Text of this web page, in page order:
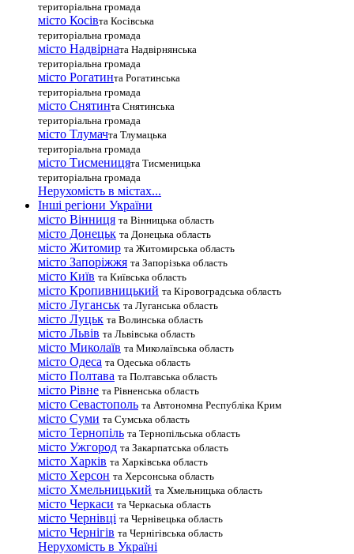
територіальна громада
місто Косівта Косівська
територіальна громада
місто Надвірната Надвірнянська
територіальна громада
місто Рогатинта Рогатинська
територіальна громада
місто Снятинта Снятинська
територіальна громада
місто Тлумачта Тлумацька
територіальна громада
місто Тисменицята Тисменицька
територіальна громада
Нерухомість в містах...
Інші регіони України
місто Вінниця та Вінницька область
місто Донецьк та Донецька область
місто Житомир та Житомирська область
місто Запоріжжя та Запорізька область
місто Київ та Київська область
місто Кропивницький та Кіровоградська область
місто Луганськ та Луганська область
місто Луцьк та Волинська область
місто Львів та Львівська область
місто Миколаїв та Миколаївська область
місто Одеса та Одеська область
місто Полтава та Полтавська область
місто Рівне та Рівненська область
місто Севастополь та Автономна Республіка Крим
місто Суми та Сумська область
місто Тернопіль та Тернопільська область
місто Ужгород та Закарпатська область
місто Харків та Харківська область
місто Херсон та Херсонська область
місто Хмельницький та Хмельницька область
місто Черкаси та Черкаська область
місто Чернівці та Чернівецька область
місто Чернігів та Чернігівська область
Нерухомість в Україні